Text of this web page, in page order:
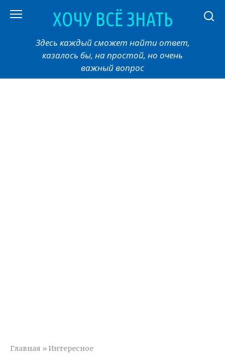
ХОЧУ ВСЁ ЗНАТЬ
Здесь каждый сможет найти ответ,
казалось бы, на простой, но очень
важный вопрос
Главная » Интересное